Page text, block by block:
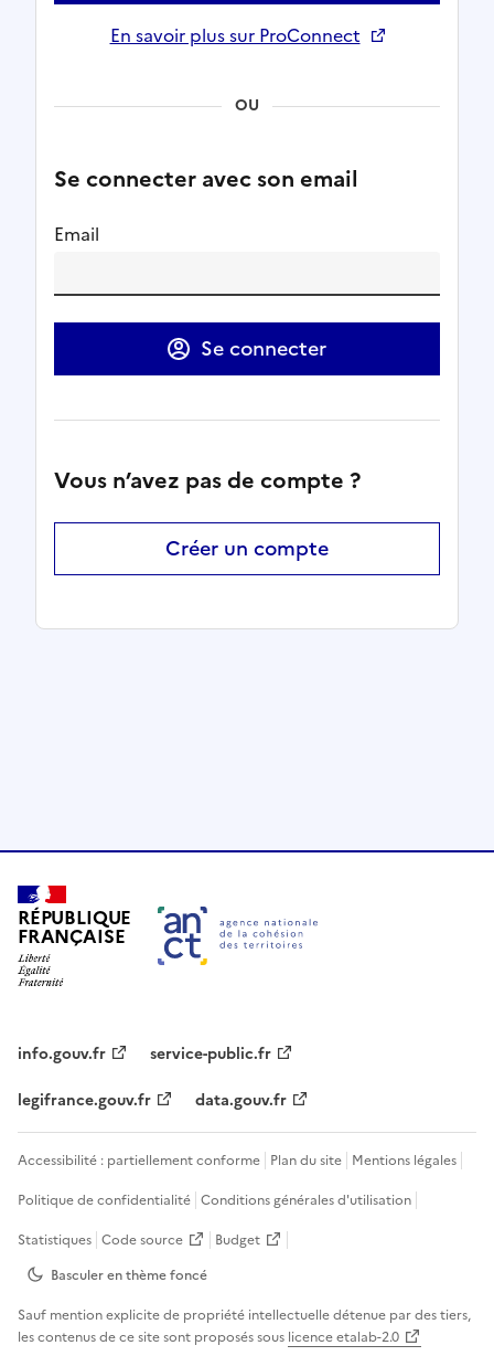
En savoir plus sur ProConnect
OU
Se connecter avec son email
Email
Se connecter
Vous n’avez pas de compte ?
Créer un compte
RÉPUBLIQUE
FRANÇAISE
info.gouv.fr
service-public.fr
legifrance.gouv.fr
data.gouv.fr
Accessibilité : partiellement conforme Plan du site Mentions légales
Politique de confidentialité Conditions générales d'utilisation
Statistiques Code source
Budget
Basculer en thèmefoncé
Sauf mention explicite de propriété intellectuelle détenue par des tiers,
les contenus de ce site sont proposés sous licence etalab-2.0